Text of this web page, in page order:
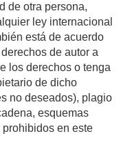
de otra persona,
ley internacional
está de acuerdo
de autor a
los derechos o tenga
de dicho
no deseados), plagio
esquemas
en este